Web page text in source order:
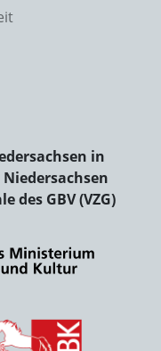
in
des GBV (VZG)